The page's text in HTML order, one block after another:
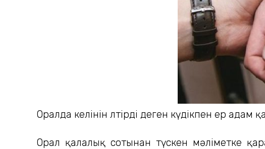
Оралда келінін өлтірді деген күдікпен ер
Орал қалалық сотынан түскен мәліметке